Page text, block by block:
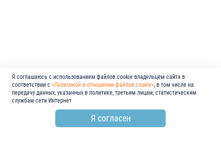
Я соглашаюсь с использованием файлов cookie владельцем сайта в
соответствии с «Политикой в отношении файлов cookie», в том числе на
передачу данных, указанных в политике, третьим лицам, статистическим
службам сети Интернет
Я согласен